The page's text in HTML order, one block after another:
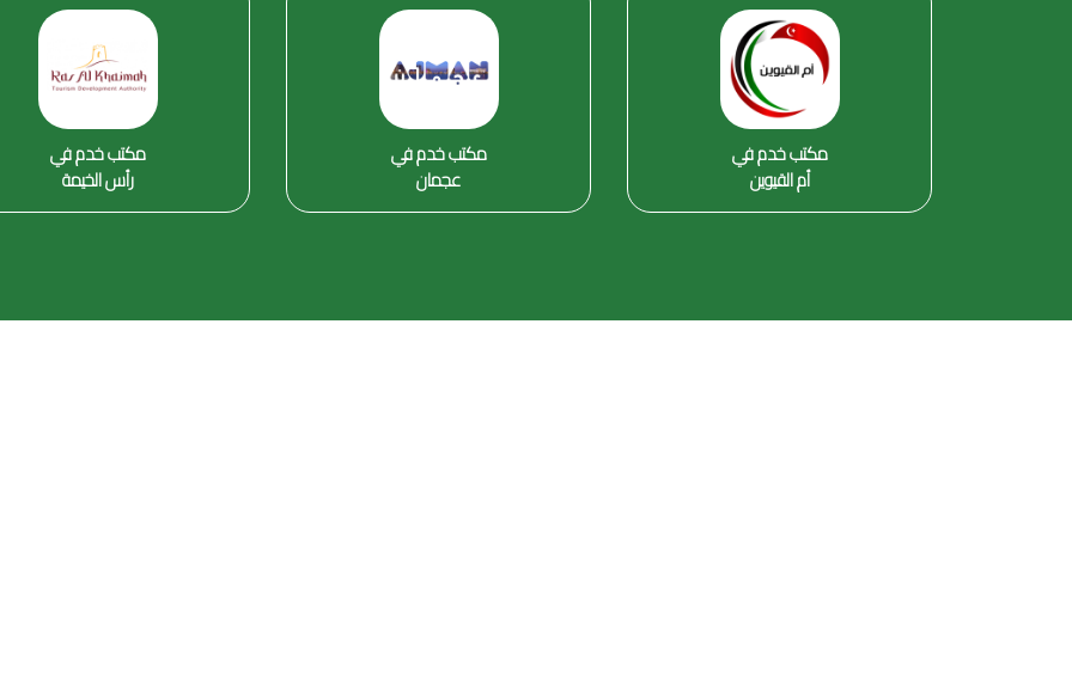
مكتب خدم في
رأس الخيمة
مكتب خدم في
عجمان
مكتب خدم في
أم القيوين